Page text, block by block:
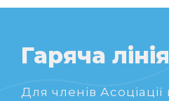
Гаряча
Для членів